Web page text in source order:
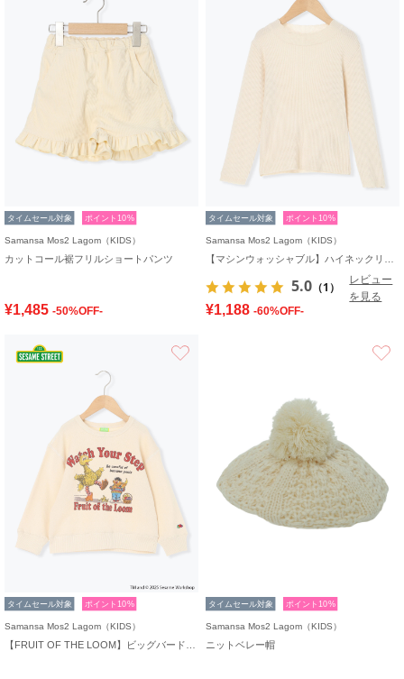
タイムセール対象 ポイント10%
Samansa Mos2 Lagom（KIDS）
カットコール裾フリルショートパンツ
¥1,485 -50%OFF-
タイムセール対象 ポイント10%
Samansa Mos2 Lagom（KIDS）
5.0 （1）
レビュー
を見る
¥1,188 -60%OFF-
タイムセール対象 ポイント10%
Samansa Mos2 Lagom（KIDS）
タイムセール対象 ポイント10%
Samansa Mos2 Lagom（KIDS）
ニットベレー帽